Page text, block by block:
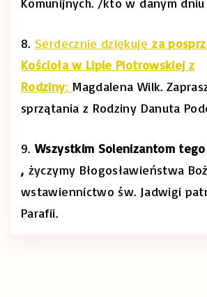
8. Serdecznie dziękujęza
Kościoła w Lipie Piotrowskiej z
Rodziny: Magdalena Wilk.
sprzątania z Rodziny Danuta
9.Wszystkim Solenizantom
, życzymy Błogosławieństwa
wstawiennictwo św. Jadwigi
Parafii.